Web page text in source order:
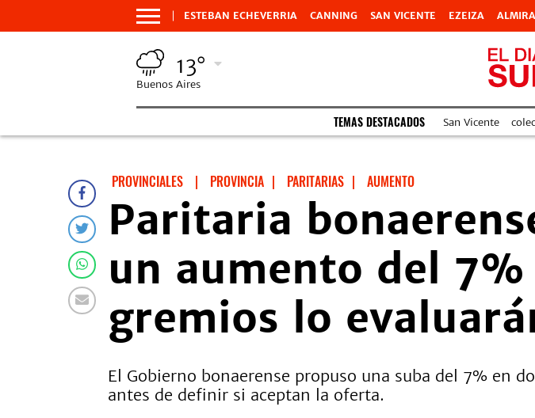
ESTEBAN ECHEVERRIA CANNING SAN VICENTE EZEIZA
13°
Buenos Aires
TEMAS DESTACADOS San Vicente
PROVINCIALES | PROVINCIA | PARITARIAS | AUMENTO
Paritaria
un aumento del
gremios lo
El Gobierno bonaerense propuso una suba del 7% en
antes de definir si aceptan la oferta.